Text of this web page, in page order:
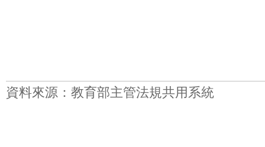
資料來源：教育部主管法規共用系統